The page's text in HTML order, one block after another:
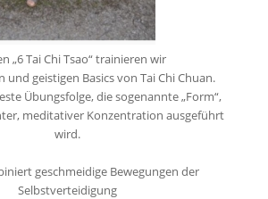
„6 Tai Chi Tsao“ trainieren wir
und geistigen Basics von Tai Chi Chuan.
Übungsfolge,die sogenannte „Form“,
meditativer Konzentration ausgeführt
wird.
geschmeidige Bewegungen der
Selbstverteidigung